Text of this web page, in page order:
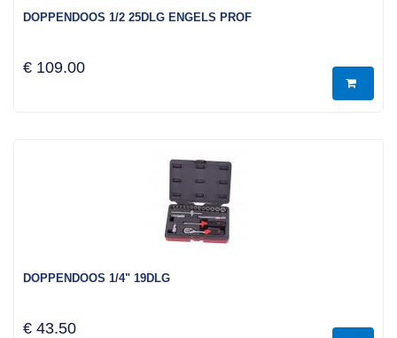
DOPPENDOOS 1/2 25DLG ENGELS PROF
€ 109.00
DOPPENDOOS 1/4" 19DLG
€ 43.50